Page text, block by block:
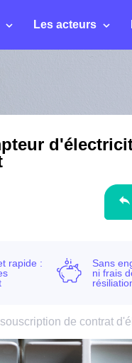
Les acteurs